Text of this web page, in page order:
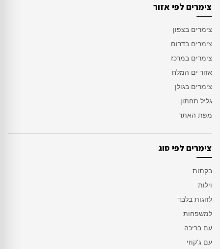
צימרים לפי אזור
צימרים בצפון
צימרים בדרום
צימרים במרכז
אזור ים המלח
צימרים בגולן
גליל תחתון
מפת האתר
צימרים לפי סוג
בקתות
וילות
לזוגות בלבד
למשפחות
עם בריכה
עם ג'קוזי